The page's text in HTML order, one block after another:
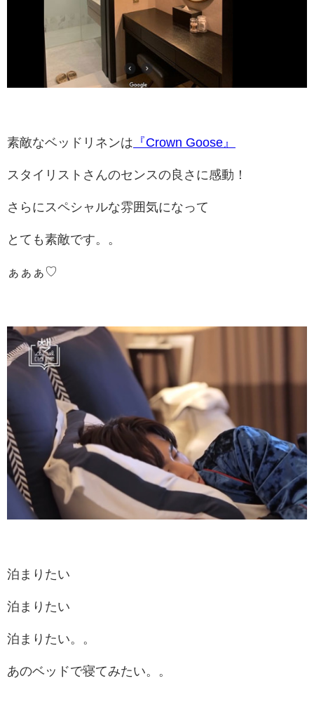
素敵なベッドリネンは 『Crown Goose』
スタイリストさんのセンスの良さに感動！
さらにスペシャルな雰囲気になって
とても素敵です。。
ぁぁぁ♡
泊まりたい
泊まりたい
泊まりたい。。
あのベッドで寝てみたい。。